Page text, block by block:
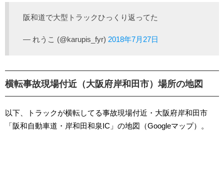
阪和道で大型トラックひっくり返ってた
— れうこ (@karupis_fyr) 2018年7月27日
横転事故現場付近（大阪府岸和田市）場所の地図
以下、トラックが横転してる事故現場付近・大阪府岸和田市
「阪和自動車道・岸和田和泉IC」の地図（Googleマップ）。